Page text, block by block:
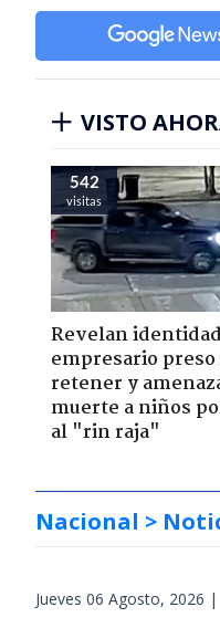
VISTO
542
visitas
Revelan
empresario
retener y
muerte a niños
al "rin raja"
Nacional >
Jueves 06 Agosto, 2026 |